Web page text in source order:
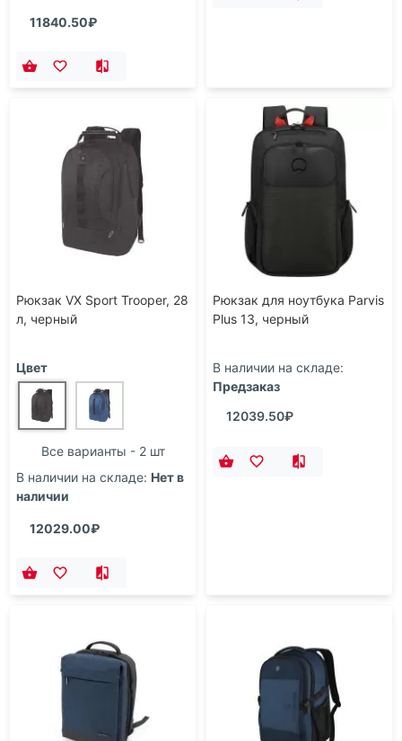
11840.50₽
Рюкзак VX Sport Trooper, 28
л, черный
Цвет
Все варианты - 2 шт
В наличии на складе: Нет в
наличии
12029.00₽
Рюкзак для ноутбука Parvis
Plus 13, черный
В наличии на складе:
Предзаказ
12039.50₽